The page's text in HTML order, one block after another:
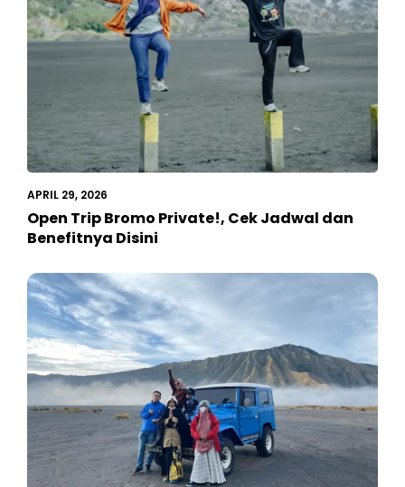
APRIL 29, 2026
Open Trip Bromo Private!, Cek Jadwal dan
Benefitnya Disini